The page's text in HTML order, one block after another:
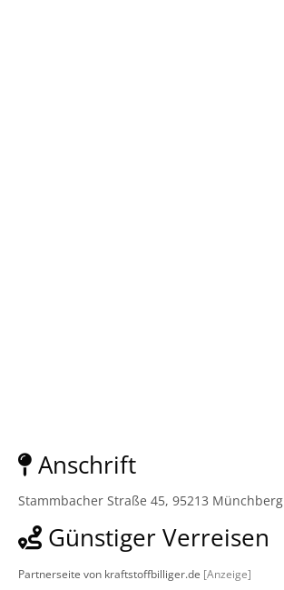
Anschrift
Stammbacher Straße 45, 95213 Münchberg
Günstiger Verreisen
Partnerseite von kraftstoffbilliger.de [Anzeige]